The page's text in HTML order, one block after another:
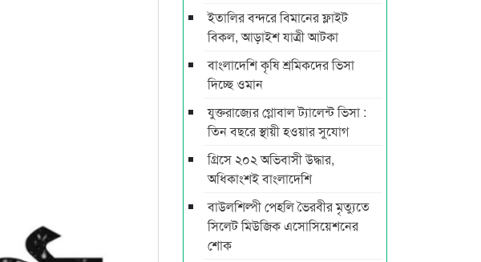
ইতালির বন্দরে বিমানের ফ্লাইট
বিকল, আড়াইশ যাত্রী আটকা
বাংলাদেশি কৃষি শ্রমিকদের ভিসা
দিচ্ছে ওমান
যুক্তরাজ্যের গ্লোবাল ট্যালেন্ট ভিসা :
তিন বছরে স্থায়ী হওয়ার সুযোগ
গ্রিসে ২০২ অভিবাসী উদ্ধার,
অধিকাংশই বাংলাদেশি
বাউলশিল্পী পেহলি ভৈরবীর মৃত্যুতে
সিলেট মিউজিক এসোসিয়েশনের
শোক